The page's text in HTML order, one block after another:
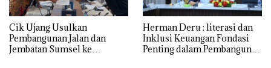
Cik Ujang Usulkan
Pembangunan Jalan dan
Jembatan Sumsel ke
Herman Deru : literasi dan
Inklusi Keuangan Fondasi
Penting dalam Pembangunan